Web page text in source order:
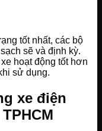
tốt nhất, các bộ
sẽ và định kỳ.
hoạt động tốt hơn
sử dụng.
xe điện